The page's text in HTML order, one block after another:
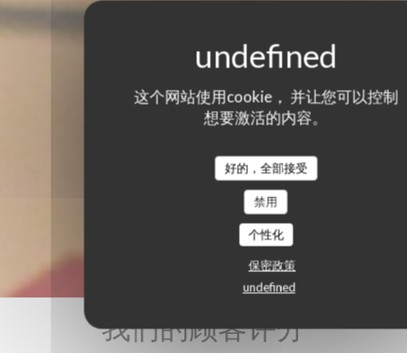
这个网站使用cookie， 并让您可以控制
想要激活的内容。
好的，全部接受
禁用
个性化
保密政策
undefined
我们的顾客评分